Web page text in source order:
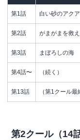
第1話 白い砂のアク
第2話 がまがまを救え
第3話 まぼろしの海
第4話〜 （続く）
第13話 （第1クール最
第2クール（14